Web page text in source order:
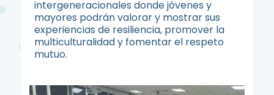
intergeneracionales donde jóvenes y
mayores podrán valorar y mostrar sus
experiencias de resiliencia, promover la
multiculturalidad y fomentar el respeto
mutuo.